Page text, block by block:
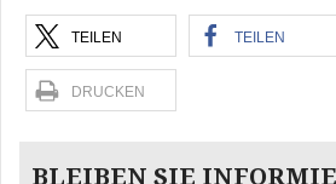
TEILEN TEILEN
DRUCKEN
BLEIBEN SIE